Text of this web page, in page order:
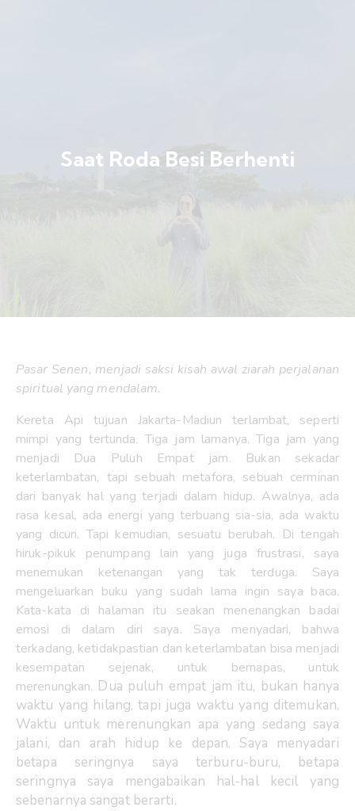
Saat Roda Besi Berhenti
Pasar Senen, menjadi saksi kisah awal ziarah perjalanan
spiritual yang mendalam.
Kereta Api tujuan Jakarta-Madiun terlambat, seperti
mimpi yang tertunda. Tiga jam lamanya. Tiga jam yang
menjadi Dua Puluh Empat jam. Bukan sekadar
keterlambatan, tapi sebuah metafora, sebuah cerminan
dari banyak hal yang terjadi dalam hidup. Awalnya, ada
rasa kesal, ada energi yang terbuang sia-sia, ada waktu
yang dicuri. Tapi kemudian, sesuatu berubah. Di tengah
hiruk-pikuk penumpang lain yang juga frustrasi, saya
menemukan ketenangan yang tak terduga. Saya
mengeluarkan buku yang sudah lama ingin saya baca.
Kata-kata di halaman itu seakan menenangkan badai
emosi di dalam diri saya. Saya menyadari, bahwa
terkadang, ketidakpastian dan keterlambatan bisa menjadi
kesempatan sejenak, untuk bernapas, untuk
merenungkan. Dua puluh empat jam itu, bukan hanya
waktu yang hilang, tapi juga waktu yang ditemukan.
Waktu untuk merenungkan apa yang sedang saya
jalani, dan arah hidup ke depan. Saya menyadari
betapa seringnya saya terburu-buru, betapa
seringnya saya mengabaikan hal-hal kecil yang
sebenarnya sangat berarti.